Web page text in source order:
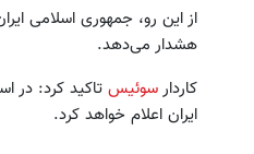
از این رو، جمهوری اسلامی
هشدار می‌دهد.
کاردارسوئیس تاکید کرد: در
ایران اعلام خواهد کرد.
کاربردی! تا تخفیف داره بخرش!🔥
ثبت سفارش!